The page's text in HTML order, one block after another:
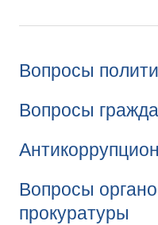
Вопросы
Вопросы
Вопросы
прокуратуры